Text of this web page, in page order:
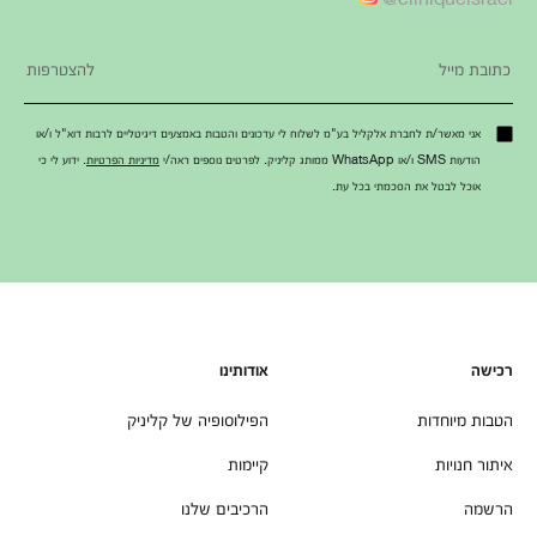
אני מאשר/ת לחברת אלקליל בע"מ לשלוח לי עדכונים והטבות באמצעים דיגיטליים לרבות דוא"ל ו/או
הודעות SMS ו/או WhatsApp ממותג קליניק. לפרטים נוספים ראה/י
מדיניות הפרטיות . ידוע לי כי
אוכל לבטל את הסכמתי בכל עת.
רכישה
הטבות מיוחדות
איתור חנויות
הרשמה
אודותינו
הפילוסופיה של קליניק
קיימות
הרכיבים שלנו